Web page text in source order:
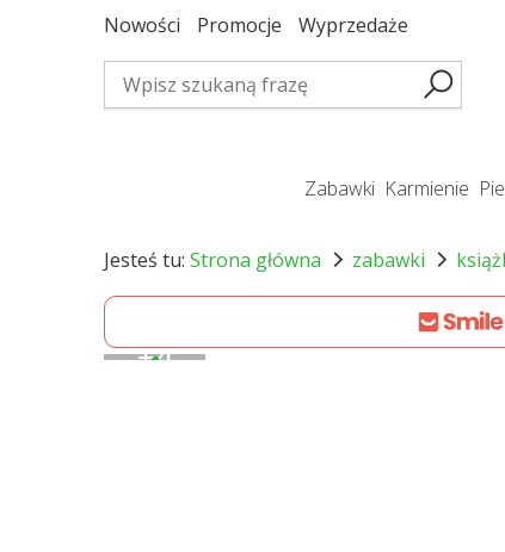
Nowości Promocje Wyprzedaże
zabawki karmienie
Jesteś tu: Strona główna zabawki
+4